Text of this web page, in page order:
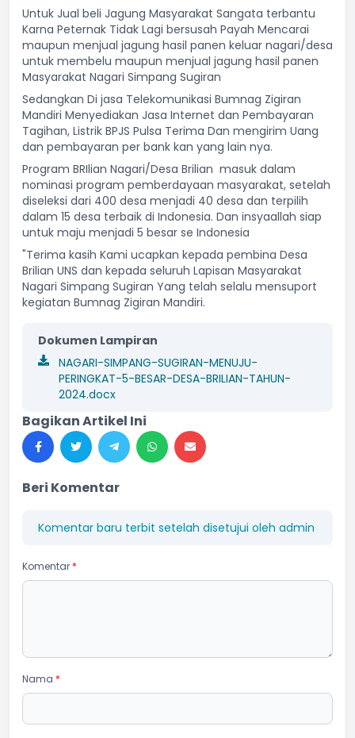
Untuk Jual beli Jagung Masyarakat Sangata terbantu
Karna Peternak Tidak Lagi bersusah Payah Mencarai
maupun menjual jagung hasil panen keluar nagari/desa
untuk membelu maupun menjual jagung hasil panen
Masyarakat Nagari Simpang Sugiran
Sedangkan Di jasa Telekomunikasi Bumnag Zigiran
Mandiri Menyediakan Jasa Internet dan Pembayaran
Tagihan, Listrik BPJS Pulsa Terima Dan mengirim Uang
dan pembayaran per bank kan yang lain nya.
Program BRIlian Nagari/Desa Brilian masuk dalam
nominasi program pemberdayaan masyarakat, setelah
diseleksi dari 400 desa menjadi 40 desa dan terpilih
dalam 15 desa terbaik di Indonesia. Dan insyaallah siap
untuk maju menjadi 5 besar se Indonesia
"Terima kasih Kami ucapkan kepada pembina Desa
Brilian UNS dan kepada seluruh Lapisan Masyarakat
Nagari Simpang Sugiran Yang telah selalu mensuport
kegiatan Bumnag Zigiran Mandiri.
Dokumen Lampiran
NAGARI-SIMPANG-SUGIRAN-MENUJU-
PERINGKAT-5-BESAR-DESA-BRILIAN-TAHUN-
2024.docx
Bagikan Artikel Ini
Beri Komentar
Komentar baru terbit setelah disetujui oleh admin
Komentar *
Nama *